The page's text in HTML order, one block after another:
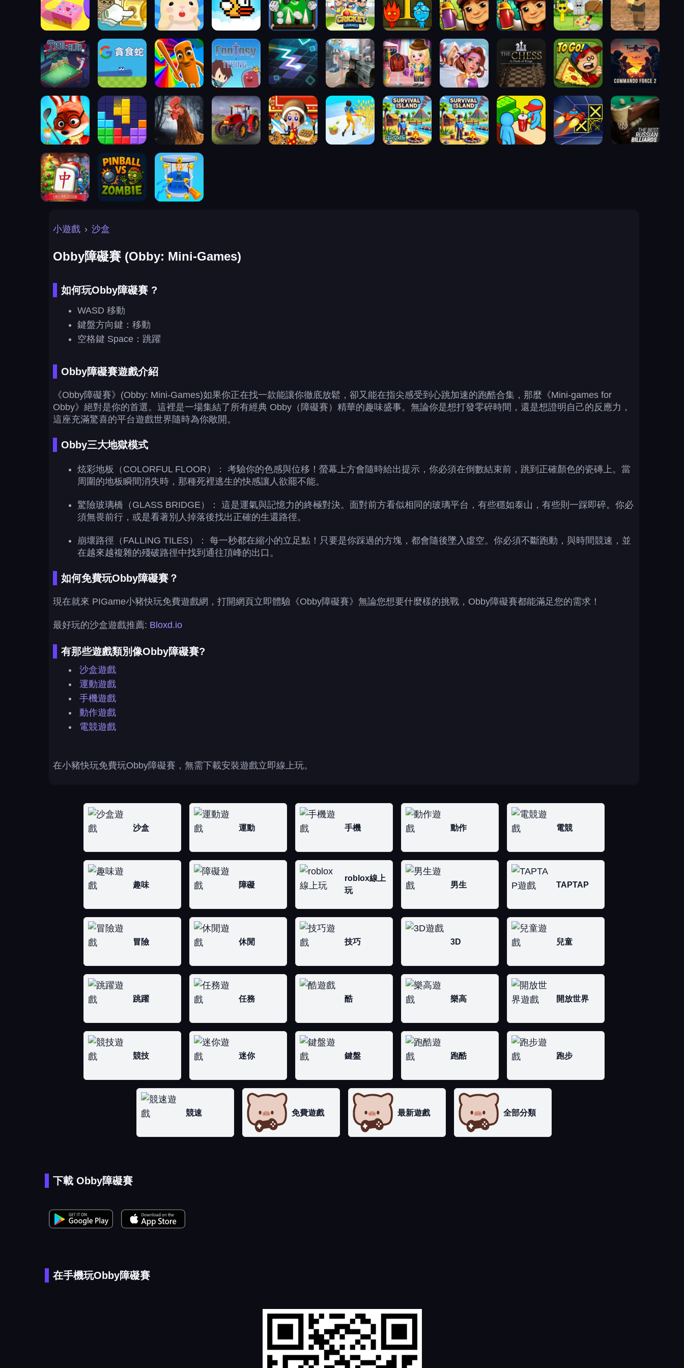
小遊戲 › 沙盒
Obby障礙賽 (Obby: Mini-Games)
如何玩Obby障礙賽 ?
WASD 移動
鍵盤方向鍵：移動
空格鍵 Space：跳躍
Obby障礙賽遊戲介紹
《Obby障礙賽》(Obby: Mini-Games)如果你正在找一款能讓你徹底放鬆，卻又能在指尖感受到心跳加速的跑酷合集，那麼《Mini-games for
Obby》絕對是你的首選。這裡是一場集結了所有經典 Obby（障礙賽）精華的趣味盛事。無論你是想打發零碎時間，還是想證明自己的反應力，
這座充滿驚喜的平台遊戲世界隨時為你敞開。
Obby三大地獄模式
炫彩地板（COLORFUL FLOOR）： 考驗你的色感與位移！螢幕上方會隨時給出提示，你必須在倒數結束前，跳到正確顏色的瓷磚上。當
周圍的地板瞬間消失時，那種死裡逃生的快感讓人欲罷不能。
驚險玻璃橋（GLASS BRIDGE）： 這是運氣與記憶力的終極對決。面對前方看似相同的玻璃平台，有些穩如泰山，有些則一踩即碎。你必
須無畏前行，或是看著別人掉落後找出正確的生還路徑。
崩壞路徑（FALLING TILES）： 每一秒都在縮小的立足點！只要是你踩過的方塊，都會隨後墜入虛空。你必須不斷跑動，與時間競速，並
在越來越複雜的殘破路徑中找到通往頂峰的出口。
如何免費玩Obby障礙賽？
現在就來 PIGame小豬快玩免費遊戲網，打開網頁立即體驗《Obby障礙賽》無論您想要什麼樣的挑戰，Obby障礙賽都能滿足您的需求！
最好玩的沙盒遊戲推薦: Bloxd.io
有那些遊戲類別像Obby障礙賽?
沙盒遊戲
運動遊戲
手機遊戲
動作遊戲
電競遊戲
在小豬快玩免費玩Obby障礙賽，無需下載安裝遊戲立即線上玩。
沙盒 運動 手機 動作 電競
趣味 障礙
roblox線上
玩
男生 TAPTAP
冒險 休閒 技巧 3D 兒童
跳躍 任務 酷 樂高 開放世界
競技 迷你 鍵盤 跑酷 跑步
競速 免費遊戲 最新遊戲 全部分類
下載 Obby障礙賽
在手機玩Obby障礙賽